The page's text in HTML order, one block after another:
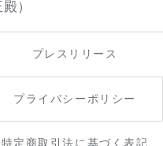
）
プレスリリース
プライバシーポリシー
特定商取引法に基づく表記